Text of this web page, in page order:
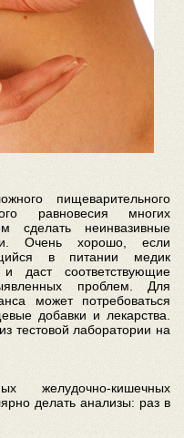
пищеварительного
равновесия многих
сделать неинвазивные
Очень хорошо, если
в питании медик
даст соответствующие
проблем. Для
может потребоваться
добавки и лекарства.
тестовой лаборатории на
желудочно-кишечных
делать анализы: раз в